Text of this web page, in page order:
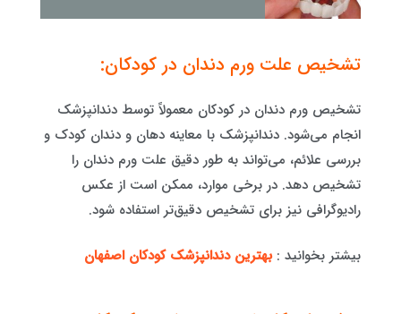
تشخیص علت ورم دندان در کودکان:
تشخیص ورم دندان در کودکان معمولاً توسط دندانپزشک
انجام می‌شود. دندانپزشک با معاینه دهان و دندان کودک و
بررسی علائم، می‌تواند به طور دقیق علت ورم دندان را
تشخیص دهد. در برخی موارد، ممکن است از عکس
رادیوگرافی نیز برای تشخیص دقیق‌تر استفاده شود.
بیشتر بخوانید : بهترین دندانپزشک کودکان اصفهان